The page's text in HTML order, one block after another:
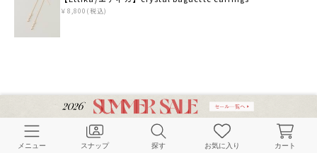
￥8,800(税込)
メニュー スナップ 探す お気に入り カート